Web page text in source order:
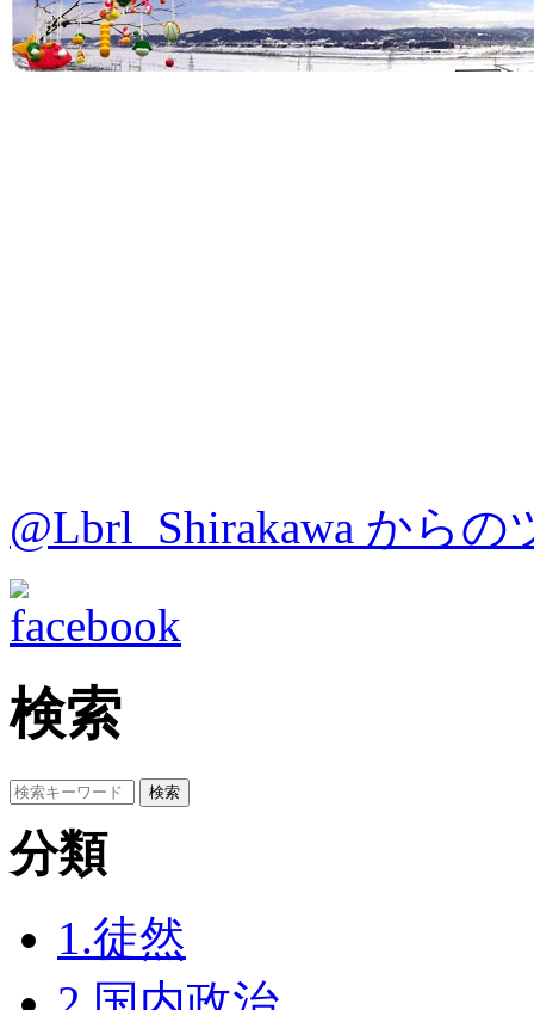
@Lbrl_Shirakawa からの
検索
分類
1.徒然